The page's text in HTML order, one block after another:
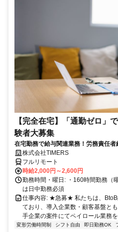
【完全在宅】「通勤ゼロ」
験者大募集
在宅勤務で給与関連業務！労務責任
ぎたい方、注目！
株式会社TIMERS
フルリモート
時給2,000円～2,600円
勤務時間・曜日: ・160時間勤務（
は日中勤務必須
仕事内容: ★急募★ 私たちは、BtoB
ており、導入企業数・顧客基盤と
手企業の案件にてペイロール業務を
変形労働時間制 シフト自由 即日勤務OK